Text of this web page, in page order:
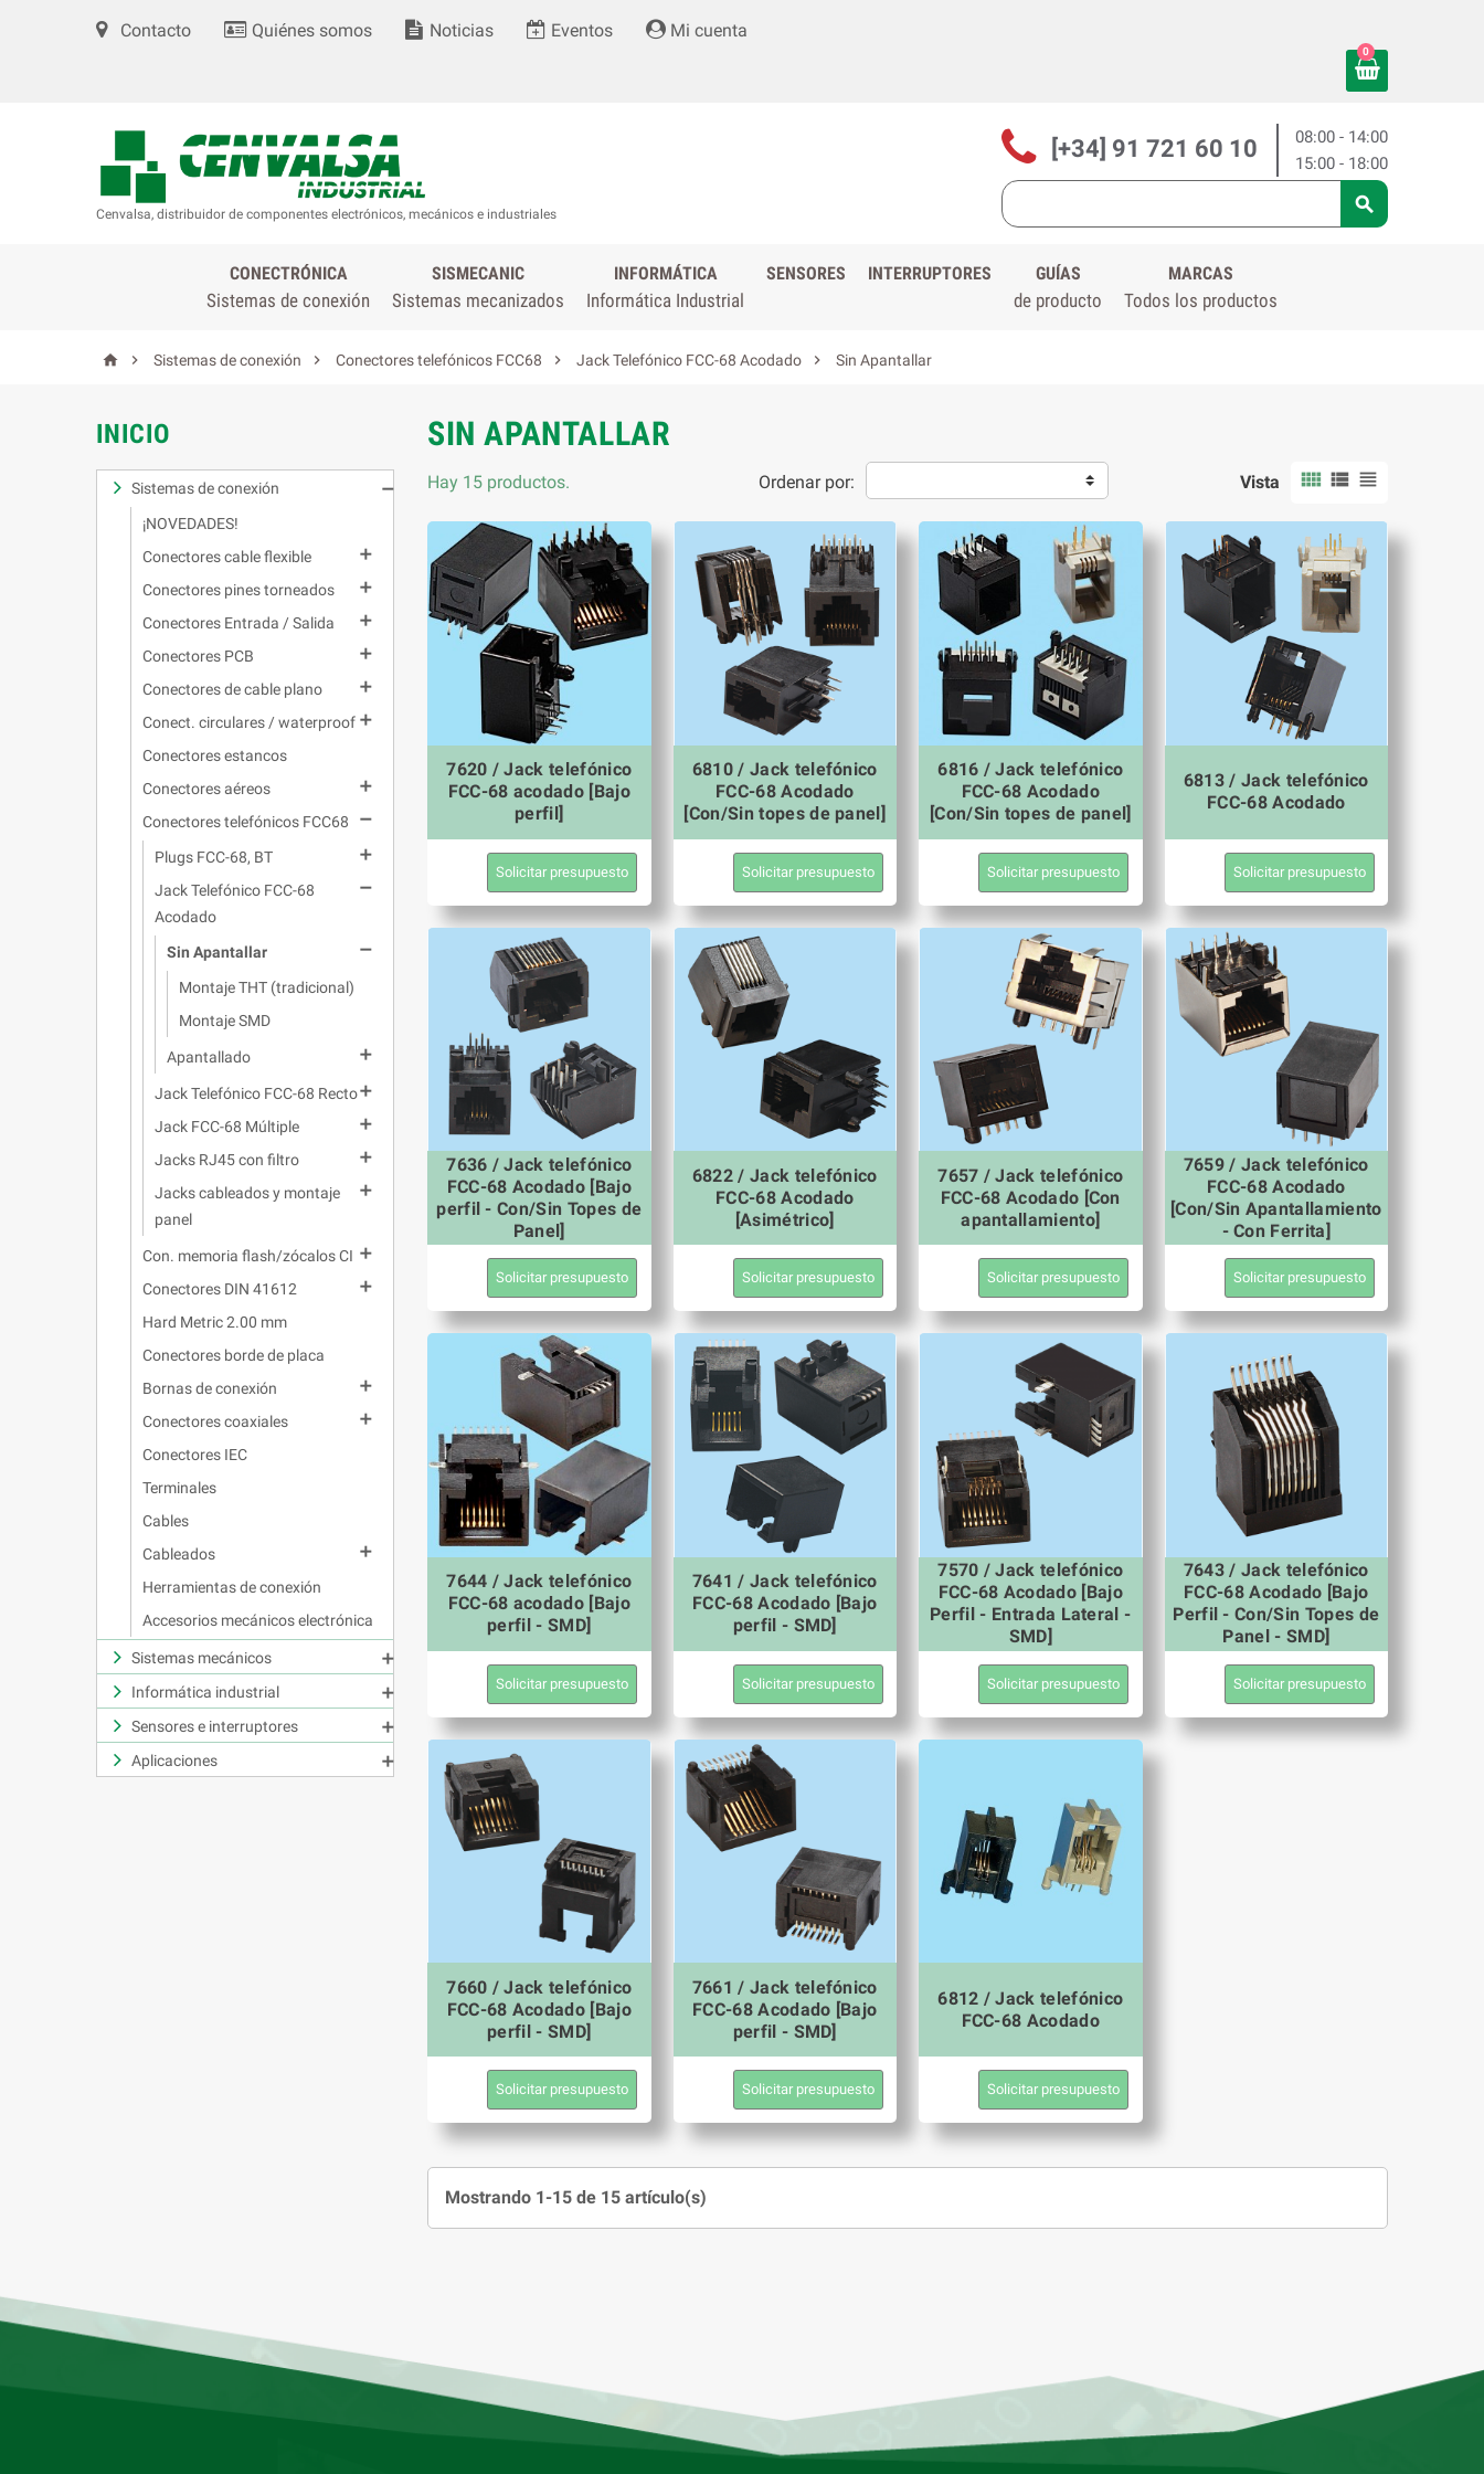
Contacto Quiénes somos Noticias Eventos Mi cuenta
0
Cenvalsa, distribuidor de componentes electrónicos, mecánicos e industriales
08:00 - 14:00
15:00 - 18:00
[+34] 91 721 60 10

CONECTRÓNICA
Sistemas de conexión
SISMECANIC
Sistemas mecanizados
INFORMÁTICA
Informática Industrial
SENSORES INTERRUPTORES GUÍAS
de producto
MARCAS
Todos los productos
  Sistemas de conexión  Conectores telefónicos FCC68  Jack Telefónico FCC-68 Acodado  Sin Apantallar
INICIO
Sistemas de conexión

¡NOVEDADES!
Conectores cable flexible

Conectores pines torneados

Conectores Entrada / Salida

Conectores PCB

Conectores de cable plano

Conect. circulares / waterproof 
Conectores estancos
Conectores aéreos

Conectores telefónicos FCC68

Plugs FCC-68, BT

Jack Telefónico FCC-68
Acodado

Sin Apantallar 
Montaje THT (tradicional)
Montaje SMD
Apantallado 
Jack Telefónico FCC-68 Recto
Jack FCC-68 Múltiple

Jacks RJ45 con filtro

Jacks cableados y montaje
panel

Con. memoria flash/zócalos CI 
Conectores DIN 41612

Hard Metric 2.00 mm
Conectores borde de placa
Bornas de conexión

Conectores coaxiales

Conectores IEC
Terminales
Cables
Cableados

Herramientas de conexión
Accesorios mecánicos electrónica
Sistemas mecánicos

Informática industrial

Sensores e interruptores

Aplicaciones

SIN APANTALLAR
Hay 15 productos. Ordenar por: Vista   
7620 / Jack telefónico
FCC-68 acodado [Bajo
perfil]
Solicitar presupuesto
6810 / Jack telefónico
FCC-68 Acodado
[Con/Sin topes de panel]
Solicitar presupuesto
6816 / Jack telefónico
FCC-68 Acodado
[Con/Sin topes de panel]
Solicitar presupuesto
6813 / Jack telefónico
FCC-68 Acodado
Solicitar presupuesto
7636 / Jack telefónico
FCC-68 Acodado [Bajo
perfil - Con/Sin Topes de
Panel]
Solicitar presupuesto
6822 / Jack telefónico
FCC-68 Acodado
[Asimétrico]
Solicitar presupuesto
7657 / Jack telefónico
FCC-68 Acodado [Con
apantallamiento]
Solicitar presupuesto
7659 / Jack telefónico
FCC-68 Acodado
[Con/Sin Apantallamiento
- Con Ferrita]
Solicitar presupuesto
7644 / Jack telefónico
FCC-68 acodado [Bajo
perfil - SMD]
Solicitar presupuesto
7641 / Jack telefónico
FCC-68 Acodado [Bajo
perfil - SMD]
Solicitar presupuesto
7570 / Jack telefónico
FCC-68 Acodado [Bajo
Perfil - Entrada Lateral -
SMD]
Solicitar presupuesto
7643 / Jack telefónico
FCC-68 Acodado [Bajo
Perfil - Con/Sin Topes de
Panel - SMD]
Solicitar presupuesto
7660 / Jack telefónico
FCC-68 Acodado [Bajo
perfil - SMD]
Solicitar presupuesto
7661 / Jack telefónico
FCC-68 Acodado [Bajo
perfil - SMD]
Solicitar presupuesto
6812 / Jack telefónico
FCC-68 Acodado
Solicitar presupuesto
Mostrando 1-15 de 15 artículo(s)